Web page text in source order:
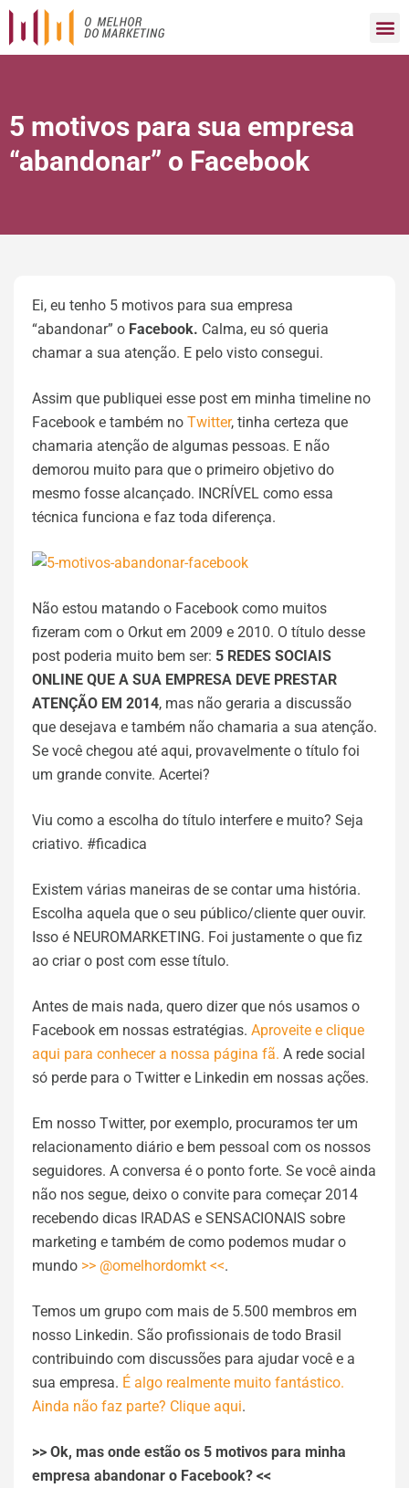
5 motivos para sua empresa
“abandonar” o Facebook
Ei, eu tenho 5 motivos para sua empresa
“abandonar” o Facebook. Calma, eu só queria
chamar a sua atenção. E pelo visto consegui.
Assim que publiquei esse post em minha timeline no
Facebook e também no Twitter, tinha certeza que
chamaria atenção de algumas pessoas. E não
demorou muito para que o primeiro objetivo do
mesmo fosse alcançado. INCRÍVEL como essa
técnica funciona e faz toda diferença.
Não estou matando o Facebook como muitos
fizeram com o Orkut em 2009 e 2010. O título desse
post poderia muito bem ser: 5 REDES SOCIAIS
ONLINE QUE A SUA EMPRESA DEVE PRESTAR
ATENÇÃO EM 2014, mas não geraria a discussão
que desejava e também não chamaria a sua atenção.
Se você chegou até aqui, provavelmente o título foi
um grande convite. Acertei?
Viu como a escolha do título interfere e muito? Seja
criativo. #ficadica
Existem várias maneiras de se contar uma história.
Escolha aquela que o seu público/cliente quer ouvir.
Isso é NEUROMARKETING. Foi justamente o que fiz
ao criar o post com esse título.
Antes de mais nada, quero dizer que nós usamos o
Facebook em nossas estratégias. Aproveite e clique
aqui para conhecer a nossa página fã. A rede social
só perde para o Twitter e Linkedin em nossas ações.
Em nosso Twitter, por exemplo, procuramos ter um
relacionamento diário e bem pessoal com os nossos
seguidores. A conversa é o ponto forte. Se você ainda
não nos segue, deixo o convite para começar 2014
recebendo dicas IRADAS e SENSACIONAIS sobre
marketing e também de como podemos mudar o
mundo >> @omelhordomkt <<.
Temos um grupo com mais de 5.500 membros em
nosso Linkedin. São profissionais de todo Brasil
contribuindo com discussões para ajudar você e a
sua empresa. É algo realmente muito fantástico.
Ainda não faz parte? Clique aqui.
>> Ok, mas onde estão os 5 motivos para minha
empresa abandonar o Facebook? <<